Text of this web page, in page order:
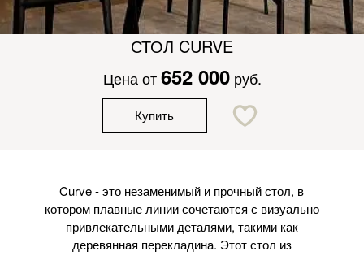
СТОЛ CURVE
Цена от 652 000 руб.
Купить
Curve - это незаменимый и прочный стол, в
котором плавные линии сочетаются с визуально
привлекательными деталями, такими как
деревянная перекладина. Этот стол из